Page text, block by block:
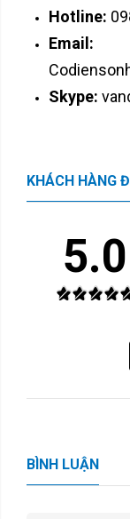
Hotline:
Email:
Skype:
KHÁCH HÀNG
5.0
BÌNH LUẬN